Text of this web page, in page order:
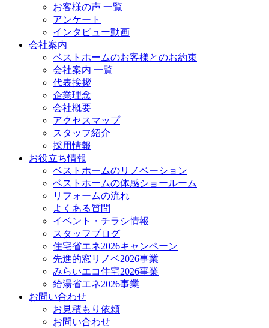
お客様の声 一覧
アンケート
インタビュー動画
会社案内
ベストホームのお客様とのお約束
会社案内 一覧
代表挨拶
企業理念
会社概要
アクセスマップ
スタッフ紹介
採用情報
お役立ち情報
ベストホームのリノベーション
ベストホームの体感ショールーム
リフォームの流れ
よくある質問
イベント・チラシ情報
スタッフブログ
住宅省エネ2026キャンペーン
先進的窓リノベ2026事業
みらいエコ住宅2026事業
給湯省エネ2026事業
お問い合わせ
お見積もり依頼
お問い合わせ